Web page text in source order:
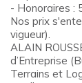
- Honoraires :
Nos prix
vigueur).
ALAIN
d’Entreprise
Terrains et